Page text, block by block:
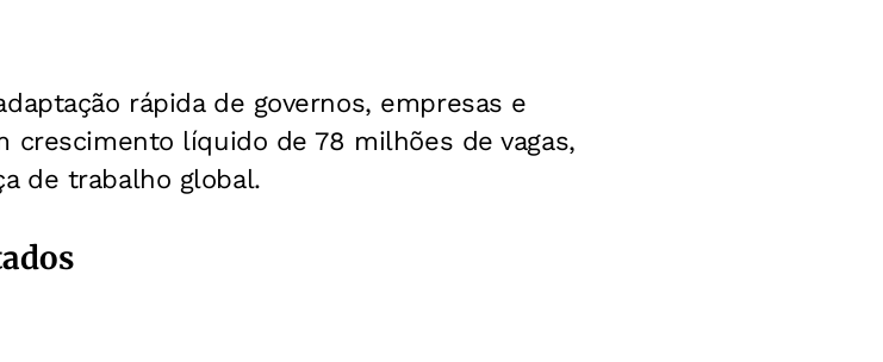
rápida de governos, empresas e
crescimento líquido de 78 milhões de vagas,
de trabalho global.